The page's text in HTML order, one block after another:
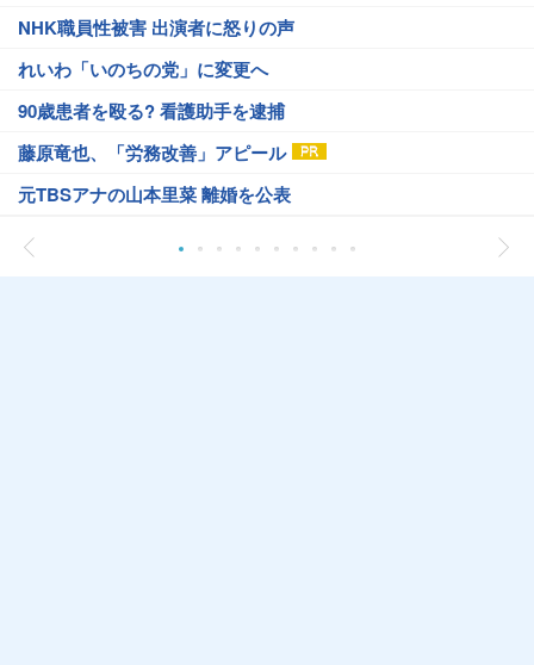
NHK職員性被害 出演者に怒りの声
れいわ「いのちの党」に変更へ
90歳患者を殴る? 看護助手を逮捕
藤原竜也、「労務改善」アピール
元TBSアナの山本里菜 離婚を公表